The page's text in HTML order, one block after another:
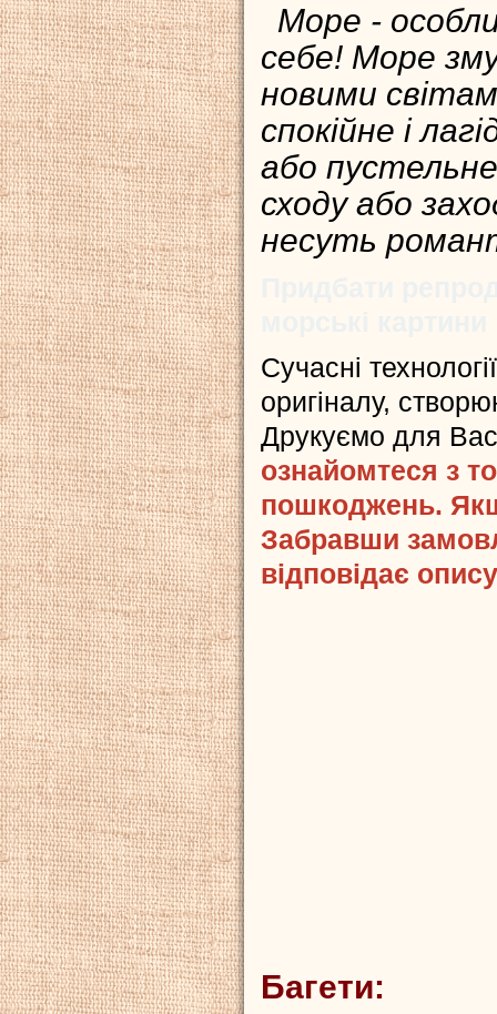
Море -
себе! Море
новими
спокійне і
або
сходу або
несуть
Сучасні
оригіналу,
Друкуємо для
ознайомтеся з
пошкоджень.
Забравши
відповідає
Багети: